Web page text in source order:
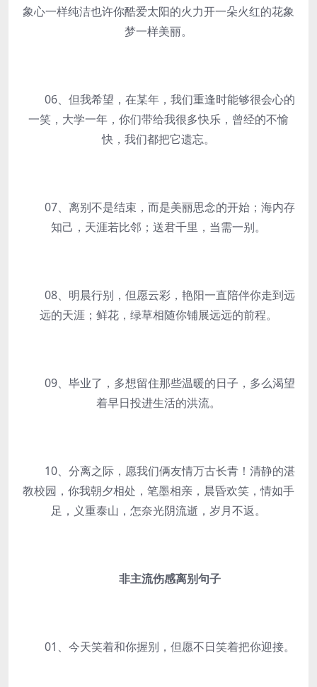
象心一样纯洁也许你酷爱太阳的火力开一朵火红的花象
梦一样美丽。
06、但我希望，在某年，我们重逢时能够很会心的
一笑，大学一年，你们带给我很多快乐，曾经的不愉
快，我们都把它遗忘。
07、离别不是结束，而是美丽思念的开始；海内存
知己，天涯若比邻；送君千里，当需一别。
08、明晨行别，但愿云彩，艳阳一直陪伴你走到远
远的天涯；鲜花，绿草相随你铺展远远的前程。
09、毕业了，多想留住那些温暖的日子，多么渴望
着早日投进生活的洪流。
10、分离之际，愿我们俩友情万古长青！清静的湛
教校园，你我朝夕相处，笔墨相亲，晨昏欢笑，情如手
足，义重泰山，怎奈光阴流逝，岁月不返。
非主流伤感离别句子
01、今天笑着和你握别，但愿不日笑着把你迎接。